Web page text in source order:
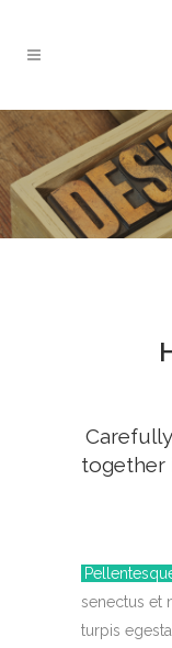
together
senectus et
turpis